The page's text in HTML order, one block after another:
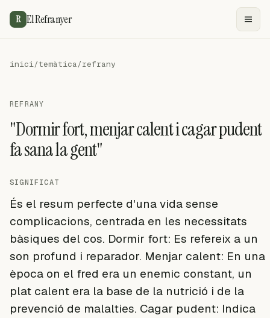
R El Refranyer
inici/temàtica/refrany
REFRANY
"Dormir fort, menjar calent i cagar pudent
fa sana la gent"
SIGNIFICAT
És el resum perfecte d'una vida sense
complicacions, centrada en les necessitats
bàsiques del cos. Dormir fort: Es refereix a un
son profund i reparador. Menjar calent: En una
època on el fred era un enemic constant, un
plat calent era la base de la nutrició i de la
prevenció de malalties. Cagar pudent: Indica